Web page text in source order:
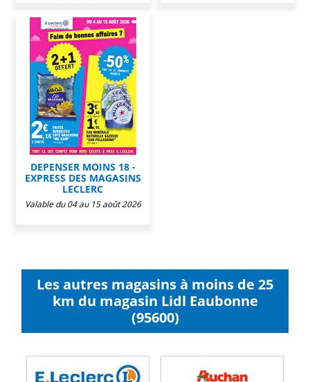
DEPENSER MOINS 18 -
EXPRESS DES MAGASINS
LECLERC
Valable du 04 au 15 août 2026
Les autres magasins à moins de 25
km du magasin Lidl Eaubonne
(95600)